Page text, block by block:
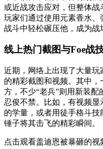
或近战攻击应对，但整体战
玩家们通过使用元素香水
战斗中轻松碾压他，成为战
线上热门截图与Foe战
近期，网络上出现了大量
的精彩截图和视频。其中
方，不少“老兵”则用新装配
忍俊不禁。比如，有视频
的学量，或者用徒手格斗
锤子将其击飞的精彩瞬间。
点击观看盖迪恩被暴砸的视